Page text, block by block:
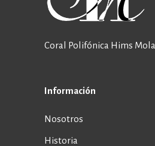
Coral Polifónica Hims Mola
Información
Nosotros
Historia